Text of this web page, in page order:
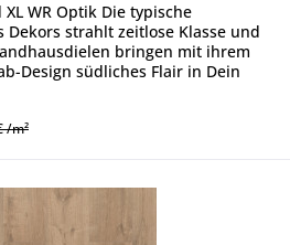
WR Optik Die typische
Dekors strahlt zeitlose Klasse und
bringen mit ihrem
Design südliches Flair in Dein
/m²